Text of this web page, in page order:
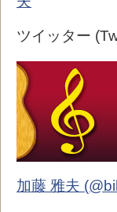
ツイッター
加藤 雅夫